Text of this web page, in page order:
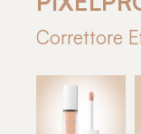
Correttore